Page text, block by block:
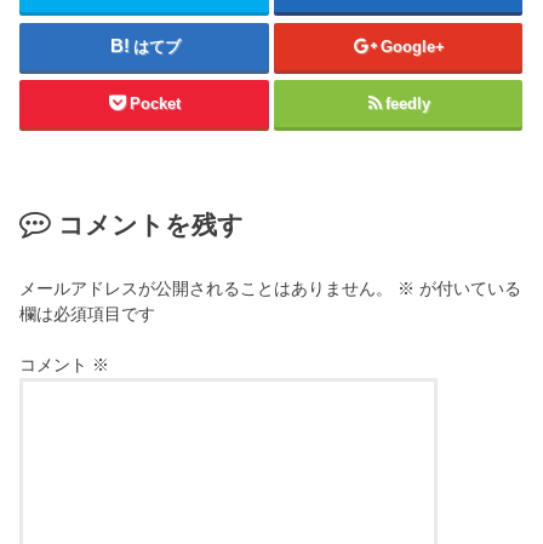
はてブ Google+
Pocket feedly
コメントを残す
メールアドレスが公開されることはありません。 ※ が付いている
欄は必須項目です
コメント ※